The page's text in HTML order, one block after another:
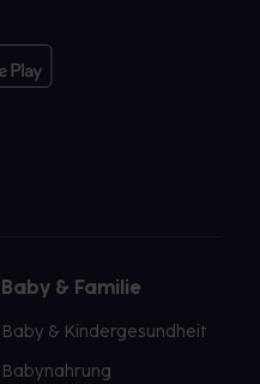
Baby & Familie
Baby & Kindergesundheit
Babynahrung